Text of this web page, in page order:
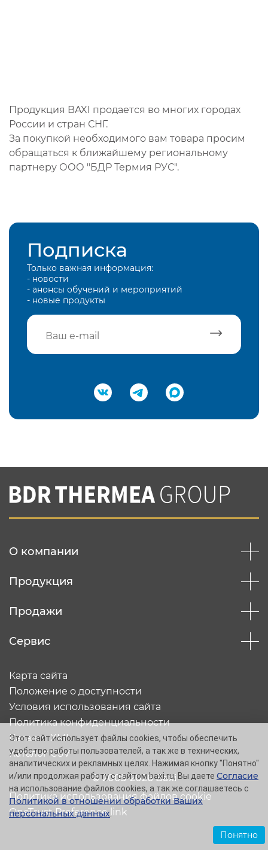
Продукция BAXI продается во многих городах
России и стран СНГ.
За покупкой необходимого вам товара просим
обращаться к ближайшему региональному
партнеру ООО "БДР Термия РУС".
Подписка
Только важная информация:
- новости
- анонсы обучений и мероприятий
- новые продукты
Подтвердить e-mail
Вы соглашаетесь с нашей политикой
конфеденциальности
О компании
Продукция
Продажи
Сервис
© 2005-2026 Baxi
Карта сайта
Положение о доступности
Условия использования сайта
Политика конфиденциальности
Каталог XML
Каталог CSV
Политика использования файлов cookie
OneTrust Preference link
Этот сайт использует файлы cookies, чтобы обеспечить
удобство работы пользователей, а так же в технических,
аналитических и рекламных целях. Нажимая кнопку "Понятно"
и/или продолжая работу с сайтом baxi.ru, Вы даете Согласие
на использование файлов cookies, а так же соглашаетесь с
Политикой в отношении обработки Ваших
персональных данных.
Понятно